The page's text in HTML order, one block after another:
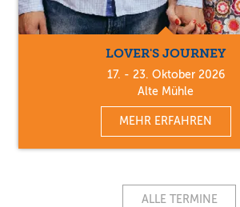
LOVER'S JOURNEY
17. - 23. Oktober 2026
Alte Mühle
MEHR ERFAHREN
ALLE TERMINE